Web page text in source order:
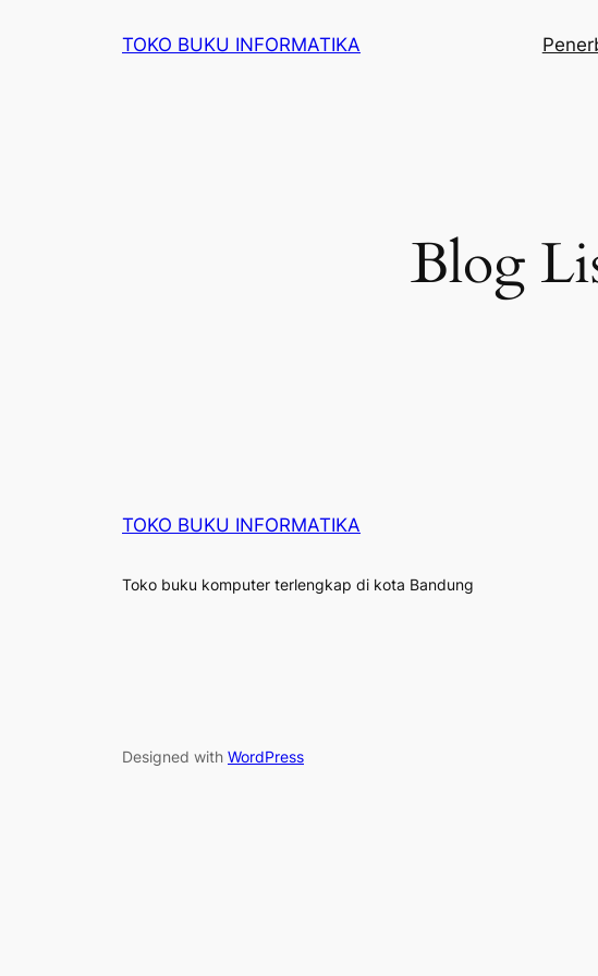
TOKO BUKU INFORMATIKA
Blog
TOKO BUKU INFORMATIKA
Toko buku komputer terlengkap di kota Bandung
Designed with WordPress